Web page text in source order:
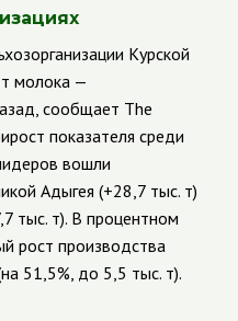
Курской
молока —
сообщает The
показателя среди
вошли
Адыгея (+28,7 тыс. т)
тыс. т). В процентном
рост производства
51,5%, до 5,5 тыс. т).